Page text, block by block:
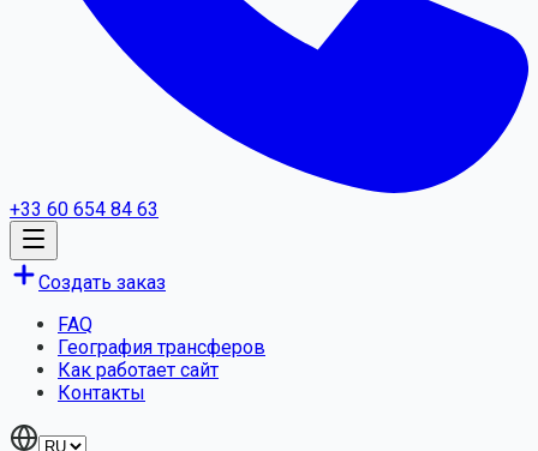
+33 60 654 84 63
Создать заказ
FAQ
География трансферов
Как работает сайт
Контакты